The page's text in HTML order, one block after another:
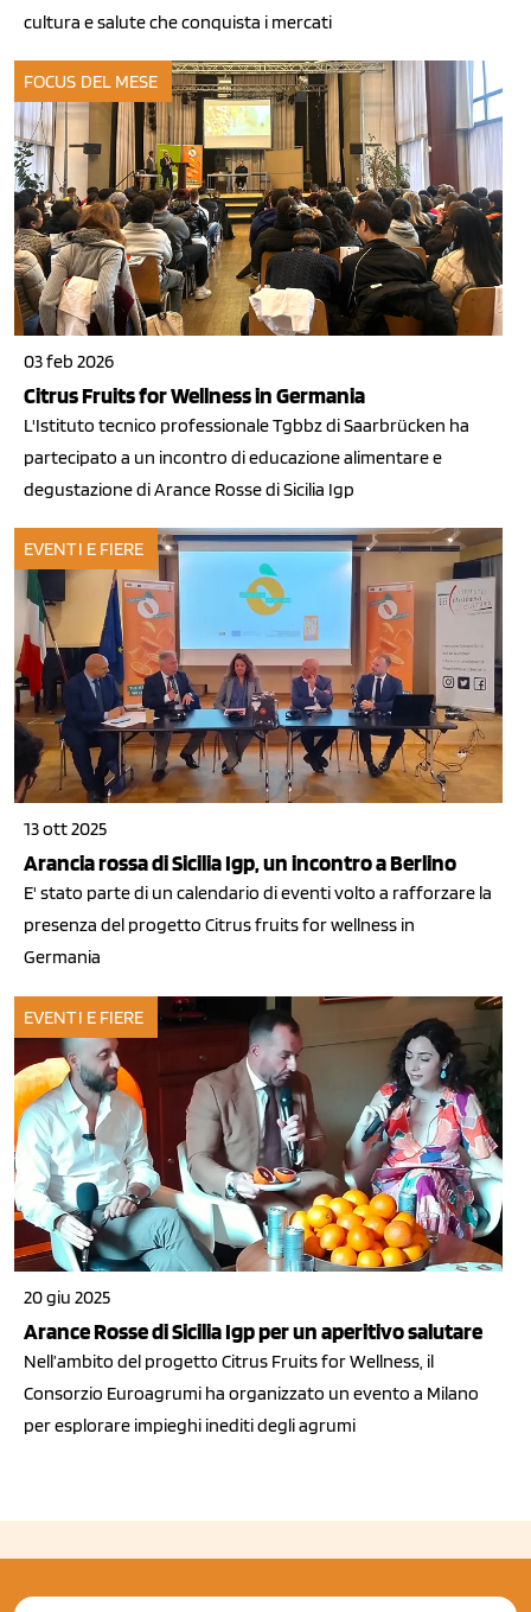
cultura e salute che conquista i mercati
FOCUS DEL MESE
03 feb 2026
Citrus Fruits for Wellness in Germania
L'Istituto tecnico professionale Tgbbz di Saarbrücken ha
partecipato a un incontro di educazione alimentare e
degustazione di Arance Rosse di Sicilia Igp
EVENTI E FIERE
13 ott 2025
Arancia rossa di Sicilia Igp, un incontro a Berlino
E' stato parte di un calendario di eventi volto a rafforzare la
presenza del progetto Citrus fruits for wellness in
Germania
EVENTI E FIERE
20 giu 2025
Arance Rosse di Sicilia Igp per un aperitivo salutare
Nell’ambito del progetto Citrus Fruits for Wellness, il
Consorzio Euroagrumi ha organizzato un evento a Milano
per esplorare impieghi inediti degli agrumi